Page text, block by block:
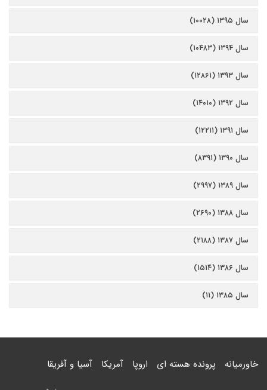
سال ۱۳۹۵ (۱۰۰۲۸)
سال ۱۳۹۴ (۱۰۴۸۳)
سال ۱۳۹۳ (۱۲۸۶۱)
سال ۱۳۹۲ (۱۴۰۱۰)
سال ۱۳۹۱ (۱۲۲۱۱)
سال ۱۳۹۰ (۸۳۹۱)
سال ۱۳۸۹ (۲۹۹۷)
سال ۱۳۸۸ (۲۶۹۰)
سال ۱۳۸۷ (۲۱۸۸)
سال ۱۳۸۶ (۱۵۱۴)
سال ۱۳۸۵ (۱۱)
خاورمیانه پرونده هسته ای اروپا آمریکا آسیا و آفریقا